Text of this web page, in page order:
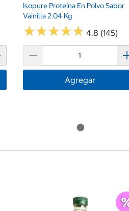
Isopure Proteína En Polvo Sabor
Vainilla 2.04 Kg
★★★★★
★★★★★ 4.8 (145)
Agregar